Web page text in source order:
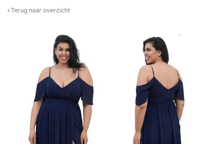
Terug naar overzicht